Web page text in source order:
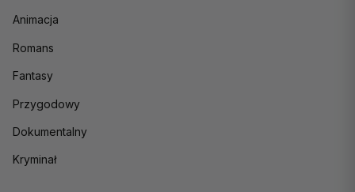
Animacja
Romans
Fantasy
Przygodowy
Dokumentalny
Kryminał